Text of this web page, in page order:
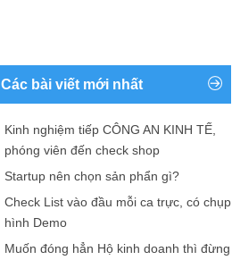
Các bài viết mới nhất
Kinh nghiệm tiếp CÔNG AN KINH TẾ,
phóng viên đến check shop
Startup nên chọn sản phẩn gì?
Check List vào đầu mỗi ca trực, có chụp
hình Demo
Muốn đóng hẳn Hộ kinh doanh thì đừng